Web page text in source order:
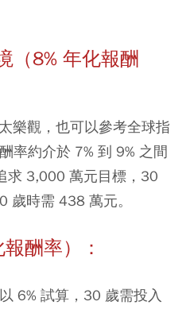
（8% 年化報酬
樂觀，也可以參考全球指
率約介於 7% 到 9% 之間
求 3,000 萬元目標，30
歲時需 438 萬元。
酬率）：
6% 試算，30 歲需投入